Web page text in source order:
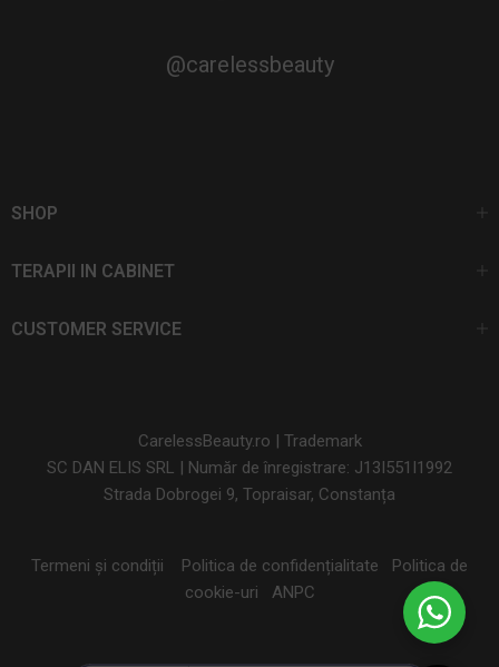
@carelessbeauty
SHOP
TERAPII IN CABINET
CUSTOMER SERVICE
CarelessBeauty.ro | Trademark
SC DAN ELIS SRL | Număr de înregistrare: J13I551I1992
Strada Dobrogei 9, Topraisar, Constanța
Termeni și condiții Politica de confidențialitate
Politica de
cookie-uri
ANPC